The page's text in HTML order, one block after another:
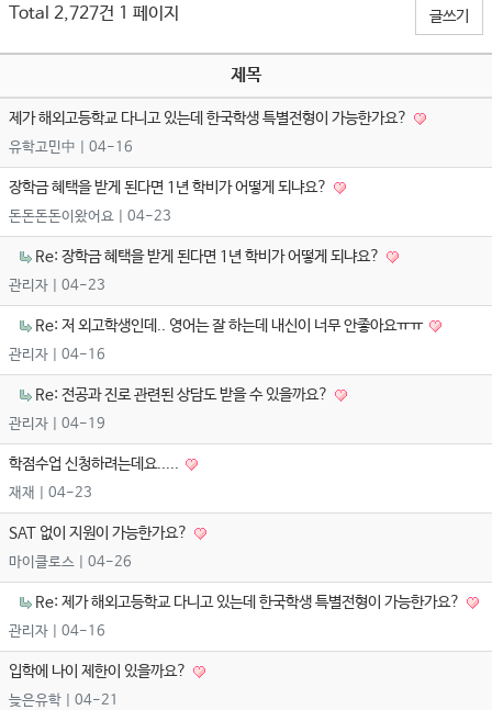
Total 2,727건 1 페이지 글쓰기
제목
제가 해외고등학교 다니고 있는데 한국학생 특별전형이 가능한가요?
유학고민中 | 04-16
장학금 혜택을 받게 된다면 1년 학비가 어떻게 되냐요?
돈돈돈돈이왔어요 | 04-23
Re: 장학금 혜택을 받게 된다면 1년 학비가 어떻게 되냐요?
관리자 | 04-23
Re: 저 외고학생인데.. 영어는 잘 하는데 내신이 너무 안좋아요ㅠㅠ
관리자 | 04-16
Re: 전공과 진로 관련된 상담도 받을 수 있을까요?
관리자 | 04-19
학점수업 신청하려는데요.....
재재 | 04-23
SAT 없이 지원이 가능한가요?
마이클로스 | 04-26
Re: 제가 해외고등학교 다니고 있는데 한국학생 특별전형이 가능한가요?
관리자 | 04-16
입학에 나이 제한이 있을까요?
늦은유학 | 04-21